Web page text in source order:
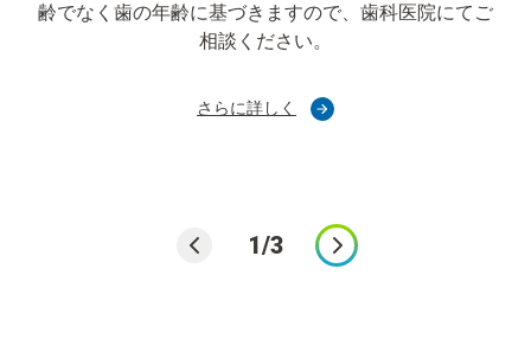
齢でなく歯の年齢に基づきますので、歯科医院にてご
相談ください。
さらに詳しく
1/3